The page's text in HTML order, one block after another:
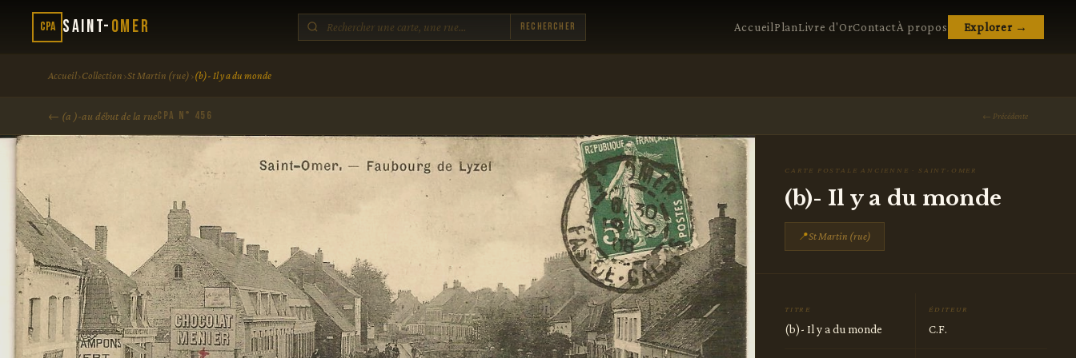
CPA Saint-Omer Rechercher Accueil PlanLivre d'OrContactÀ propos Explorer →
Accueil›Collection ›St Martin (rue) ›(b)- Il y a du monde
← (a )-au début de la rueCPA N° 456 ← Précédente
CARTE POSTALE ANCIENNE · SAINT-OMER
(b)- Il y a du monde
📍St Martin (rue)
TITRE
(b)- Il y a du monde
ÉDITEUR
C.F.